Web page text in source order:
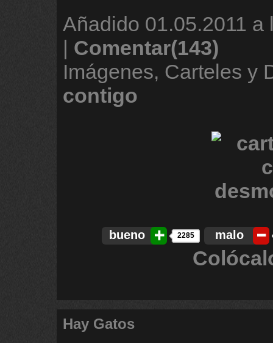
Añadido 01.05.2011 a
| Comentar(143)
Imágenes, Carteles y
contigo
bueno 2285 malo
Hay Gatos